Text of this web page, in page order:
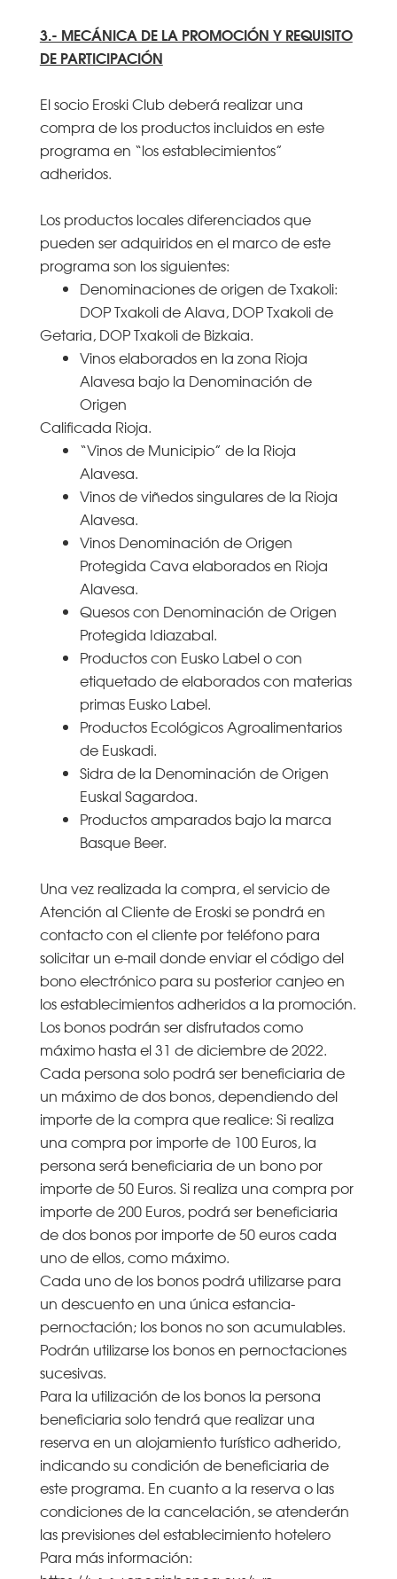
3.- MECÁNICA DE LA PROMOCIÓN Y REQUISITO
DE PARTICIPACIÓN
El socio Eroski Club deberá realizar una
compra de los productos incluidos en este
programa en “los establecimientos”
adheridos.
Los productos locales diferenciados que
pueden ser adquiridos en el marco de este
programa son los siguientes:
Denominaciones de origen de Txakoli:
DOP Txakoli de Alava, DOP Txakoli de
Getaria, DOP Txakoli de Bizkaia.
Vinos elaborados en la zona Rioja
Alavesa bajo la Denominación de
Origen
Calificada Rioja.
“Vinos de Municipio” de la Rioja
Alavesa.
Vinos de viñedos singulares de la Rioja
Alavesa.
Vinos Denominación de Origen
Protegida Cava elaborados en Rioja
Alavesa.
Quesos con Denominación de Origen
Protegida Idiazabal.
Productos con Eusko Label o con
etiquetado de elaborados con materias
primas Eusko Label.
Productos Ecológicos Agroalimentarios
de Euskadi.
Sidra de la Denominación de Origen
Euskal Sagardoa.
Productos amparados bajo la marca
Basque Beer.
Una vez realizada la compra, el servicio de
Atención al Cliente de Eroski se pondrá en
contacto con el cliente por teléfono para
solicitar un e-mail donde enviar el código del
bono electrónico para su posterior canjeo en
los establecimientos adheridos a la promoción.
Los bonos podrán ser disfrutados como
máximo hasta el 31 de diciembre de 2022.
Cada persona solo podrá ser beneficiaria de
un máximo de dos bonos, dependiendo del
importe de la compra que realice: Si realiza
una compra por importe de 100 Euros, la
persona será beneficiaria de un bono por
importe de 50 Euros. Si realiza una compra por
importe de 200 Euros, podrá ser beneficiaria
de dos bonos por importe de 50 euros cada
uno de ellos, como máximo.
Cada uno de los bonos podrá utilizarse para
un descuento en una única estancia-
pernoctación; los bonos no son acumulables.
Podrán utilizarse los bonos en pernoctaciones
sucesivas.
Para la utilización de los bonos la persona
beneficiaria solo tendrá que realizar una
reserva en un alojamiento turístico adherido,
indicando su condición de beneficiaria de
este programa. En cuanto a la reserva o las
condiciones de la cancelación, se atenderán
las previsiones del establecimiento hotelero
Para más información: